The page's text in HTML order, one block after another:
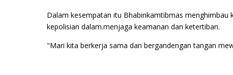
Dalam kesempatan itu Bhabinkamtibmas
kepolisian dalam.menjaga keamanan dan ketertiban.
"Mari kita berkerja sama dan bergandengan tangan